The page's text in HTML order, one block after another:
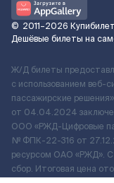
© 2011–2026 Купибилет
Дешёвые билеты на
Ж/Д билеты
с использованием
пассажирские
от 04.04.2024
ООО «РЖД-Цифровые
№ ФПК-22-316 от
ресурсом ОАО «РЖД».
сбор. Итоговая цена